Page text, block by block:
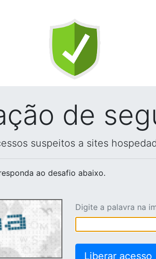
de
suspeitos a sites
ao desafio abaixo.
Digite a palavra na